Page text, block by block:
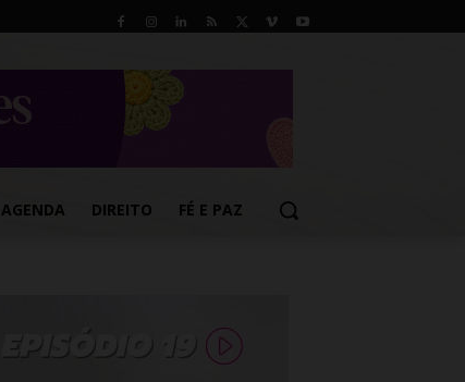
AGENDA DIREITO FÉ E PAZ